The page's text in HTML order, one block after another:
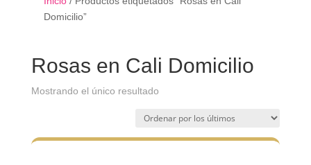
Domicilio”
Rosas en Cali Domicilio
Mostrando el único resultado